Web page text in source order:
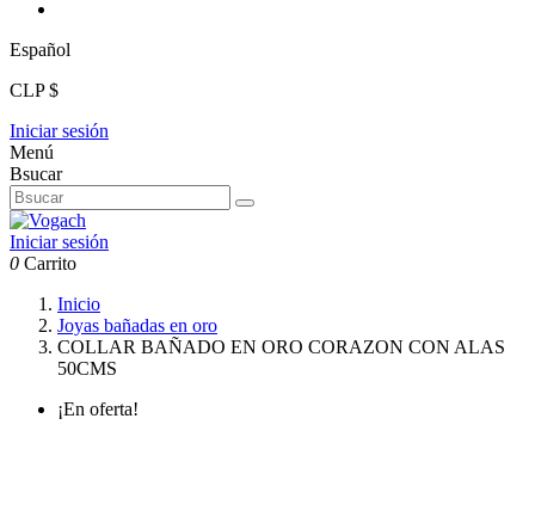
Español
CLP $
Iniciar sesión
Menú
Bsucar
Iniciar sesión
0 Carrito
Inicio
Joyas bañadas en oro
COLLAR BAÑADO EN ORO CORAZON CON ALAS
50CMS
¡En oferta!